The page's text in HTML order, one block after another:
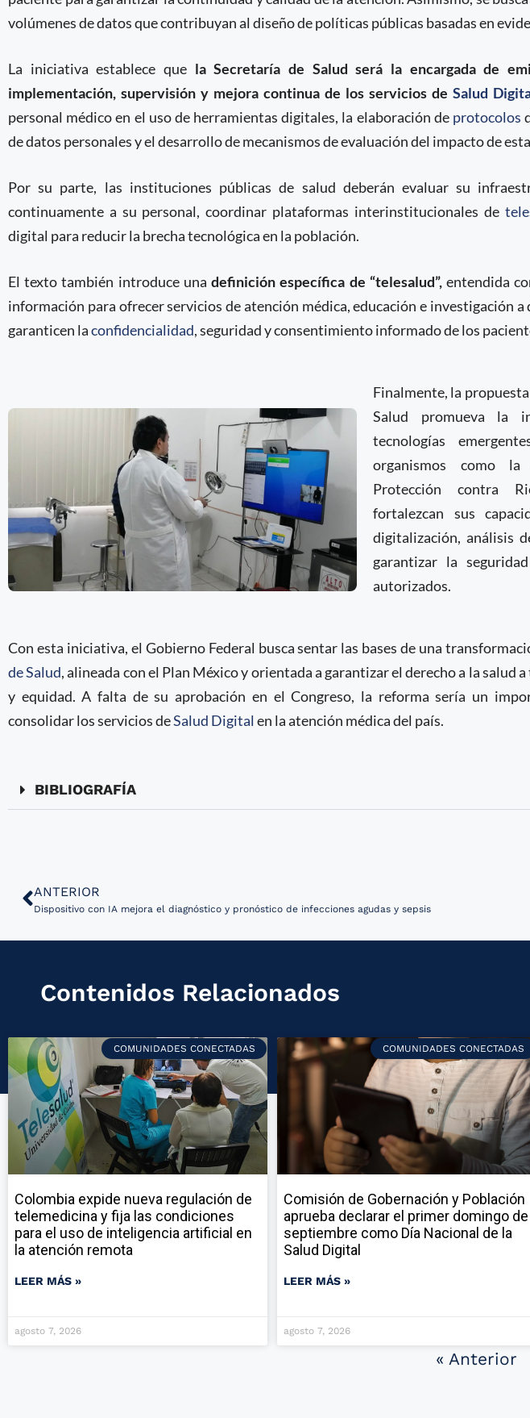
volúmenes de datos que contribuyan al diseño de políticas públicas basadas en
La iniciativa establece que la Secretaría de Salud será la encargada de
implementación, supervisión y mejora continua de los servicios de Salud
personal médico en el uso de herramientas digitales, la elaboración de protocolos
de datos personales y el desarrollo de mecanismos de evaluación del impacto de
Por su parte, las instituciones públicas de salud deberán evaluar su
continuamente a su personal, coordinar plataformas interinstitucionales de
digital para reducir la brecha tecnológica en la población.
El texto también introduce unadefinición específica de “telesalud”,entendida
información para ofrecer servicios de atención médica, educación e investigación
garanticen laconfidencialidad, seguridad y consentimiento informado de los
Finalmente, la
Salud promueva la
tecnologías
organismos como
Protección contra
fortalezcan sus
digitalización, análisis
garantizar la
autorizados.
Con esta iniciativa, el Gobierno Federal busca sentar las bases de una
de Salud, alineada con el Plan México y orientada a garantizar el derecho a la salud
y equidad. A falta de su aprobación en el Congreso, la reforma sería un
consolidar los servicios deSalud Digital en la atención médica del país.
BIBLIOGRAFÍA
ANTERIOR
Dispositivo con IA mejora el diagnóstico y pronóstico de infecciones agudas y sepsis
Contenidos Relacionados
COMUNIDADES CONECTADAS
Colombia expide nueva regulación de
telemedicina y fija las condiciones
para el uso de inteligencia artificial en
la atención remota
LEER MÁS »
agosto 7, 2026
COMUNIDADES CONECTADAS
Comisión de Gobernación y Población
aprueba declarar el primer domingo de
septiembre como Día Nacional de la
Salud Digital
LEER MÁS »
agosto 7, 2026
« Anterior